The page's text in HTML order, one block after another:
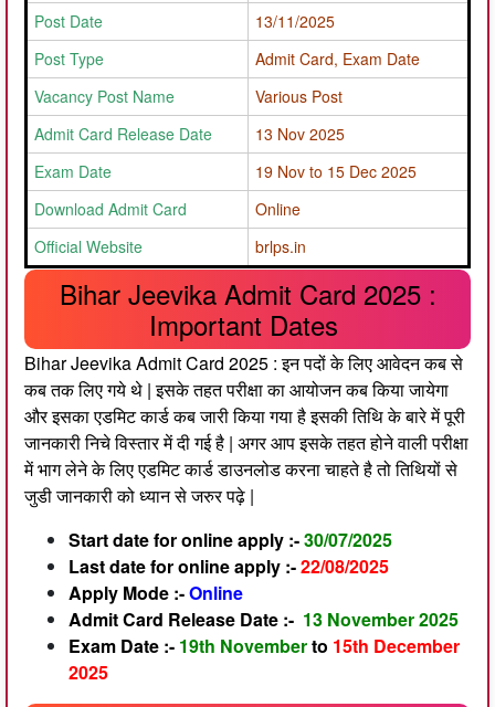
Post Date
13/11/2025
Post Type
Admit Card, Exam Date
Vacancy Post Name
Various Post
Admit Card Release Date
13 Nov 2025
Exam Date
19 Nov to 15 Dec 2025
Download Admit Card
Online
Official Website
brlps.in
Bihar Jeevika Admit Card 2025 :
Important Dates
Bihar Jeevika Admit Card 2025 : इन पदों के लिए आवेदन कब से
कब तक लिए गये थे | इसके तहत परीक्षा का आयोजन कब किया जायेगा
और इसका एडमिट कार्ड कब जारी किया गया है इसकी तिथि के बारे में पूरी
जानकारी निचे विस्तार में दी गई है | अगर आप इसके तहत होने वाली परीक्षा
में भाग लेने के लिए एडमिट कार्ड डाउनलोड करना चाहते है तो तिथियों से
जुडी जानकारी को ध्यान से जरुर पढ़े |
Start date for online apply :-30/07/2025
Last date for online apply :-22/08/2025
Apply Mode :-Online
Admit Card Release Date :- 13 November 2025
Exam Date :- 19th Novemberto 15th December
2025